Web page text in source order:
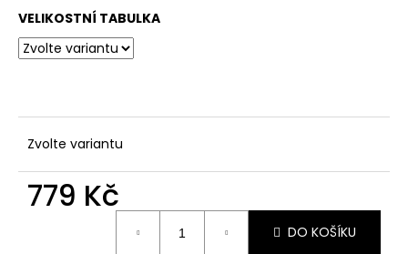
VELIKOSTNÍ TABULKA
Zvolte variantu
779 Kč
DO KOŠÍKU
e
m
e
DÁMSKÉ
ČERNÉ
LETNÍ
ŠATY
OZDOBNÝM